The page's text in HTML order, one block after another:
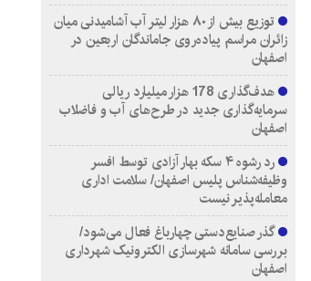
توزیع بیش از ۸۰ هزار لیتر آب آشامیدنی میان
زائران مراسم پیاده‌روی جاماندگان اربعین در
اصفهان
هدف‌گذاری 178 هزار میلیارد ریالی
سرمایه‌گذاری جدید در طرح‌های آب و فاضلاب
اصفهان
رد رشوه ۴ سکه بهار آزادی توسط افسر
وظیفه‌شناس پلیس اصفهان/ سلامت اداری
معامله‌پذیر نیست
گذر صنایع‌دستی چهارباغ فعال می‌شود/
بررسی سامانه شهرسازی الکترونیک شهرداری
اصفهان